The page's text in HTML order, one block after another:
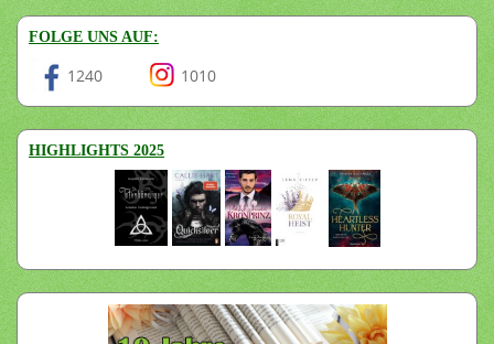
FOLGE UNS AUF:
1240 1010
HIGHLIGHTS 2025